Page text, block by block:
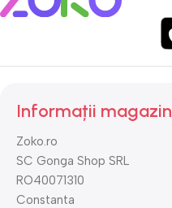
Informații magazin
Zoko.ro
SC Gonga Shop SRL
RO40071310
Constanta